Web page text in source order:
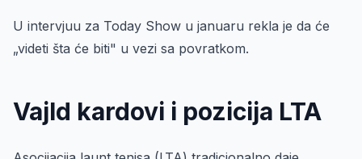
U intervjuu za Today Show u januaru rekla je da će
„videti šta će biti" u vezi sa povratkom.
Vajld kardovi i pozicija LTA